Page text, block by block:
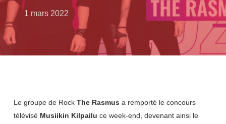
1 mars 2022
Le groupe de Rock The Rasmus a remporté le concours
télévisé Musiikin Kilpailu ce week-end, devenant ainsi le